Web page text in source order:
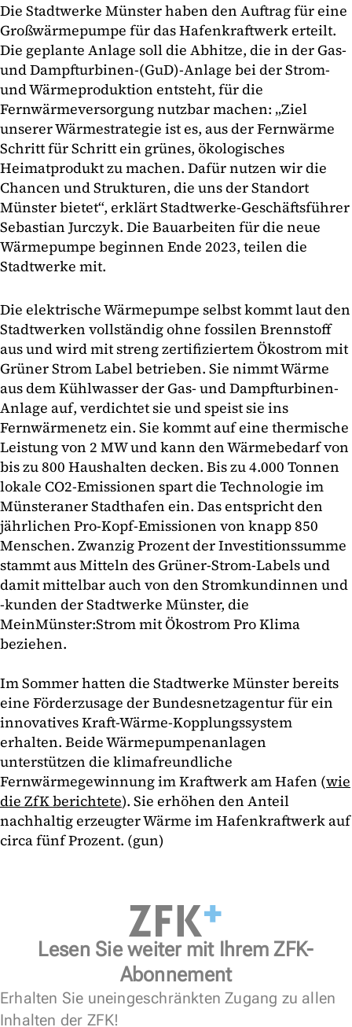
Die Stadtwerke Münster haben den Auftrag für eine
Großwärmepumpe für das Hafenkraftwerk erteilt.
Die geplante Anlage soll die Abhitze, die in der Gas-
und Dampfturbinen-(GuD)-Anlage bei der Strom-
und Wärmeproduktion entsteht, für die
Fernwärmeversorgung nutzbar machen: „Ziel
unserer Wärmestrategie ist es, aus der Fernwärme
Schritt für Schritt ein grünes, ökologisches
Heimatprodukt zu machen. Dafür nutzen wir die
Chancen und Strukturen, die uns der Standort
Münster bietet“, erklärt Stadtwerke-Geschäftsführer
Sebastian Jurczyk. Die Bauarbeiten für die neue
Wärmepumpe beginnen Ende 2023, teilen die
Stadtwerke mit.
Die elektrische Wärmepumpe selbst kommt laut den
Stadtwerken vollständig ohne fossilen Brennstoff
aus und wird mit streng zertifiziertem Ökostrom mit
Grüner Strom Label betrieben. Sie nimmt Wärme
aus dem Kühlwasser der Gas- und Dampfturbinen-
Anlage auf, verdichtet sie und speist sie ins
Fernwärmenetz ein. Sie kommt auf eine thermische
Leistung von 2 MW und kann den Wärmebedarf von
bis zu 800 Haushalten decken. Bis zu 4.000 Tonnen
lokale CO2-Emissionen spart die Technologie im
Münsteraner Stadthafen ein. Das entspricht den
jährlichen Pro-Kopf-Emissionen von knapp 850
Menschen. Zwanzig Prozent der Investitionssumme
stammt aus Mitteln des Grüner-Strom-Labels und
damit mittelbar auch von den Stromkundinnen und
-kunden der Stadtwerke Münster, die
MeinMünster:Strom mit Ökostrom Pro Klima
beziehen.
Im Sommer hatten die Stadtwerke Münster bereits
eine Förderzusage der Bundesnetzagentur für ein
innovatives Kraft-Wärme-Kopplungssystem
erhalten. Beide Wärmepumpenanlagen
unterstützen die klimafreundliche
Fernwärmegewinnung im Kraftwerk am Hafen (wie
die ZfK berichtete). Sie erhöhen den Anteil
nachhaltig erzeugter Wärme im Hafenkraftwerk auf
circa fünf Prozent. (gun)
Lesen Sie weiter mit Ihrem ZFK-
Abonnement
Erhalten Sie uneingeschränkten Zugang zu allen
Inhalten der ZFK!